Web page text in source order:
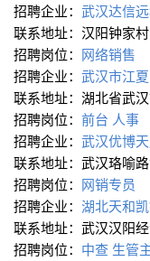
招聘企业： 武汉达信
联系地址：汉阳钟家
招聘岗位： 网络销售
招聘企业： 武汉市江
联系地址：湖北省武
招聘岗位： 前台 人事
招聘企业： 武汉优博
联系地址：武汉珞喻
招聘岗位： 网销专员
招聘企业： 湖北天和
联系地址：武汉汉阳
招聘岗位： 中查 生管